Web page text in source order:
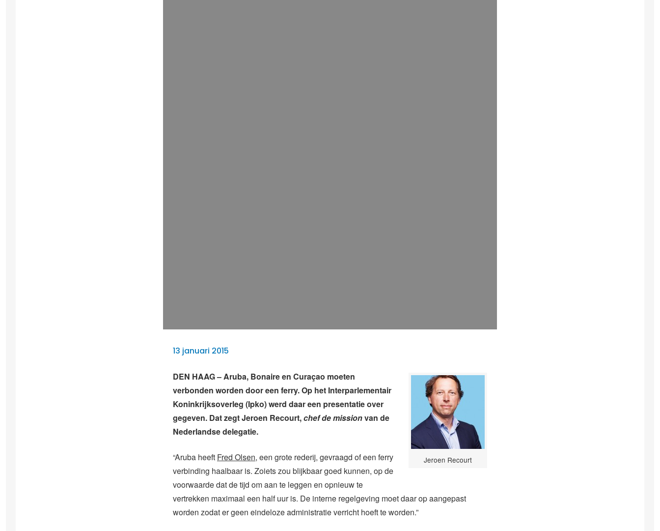
13 januari 2015
Jeroen Recourt
DEN HAAG – Aruba, Bonaire en Curaçao moeten
verbonden worden door een ferry. Op het Interparlementair
Koninkrijksoverleg (Ipko) werd daar een presentatie over
gegeven. Dat zegt Jeroen Recourt,chef de missionvan de
Nederlandse delegatie.
“Aruba heeft Fred Olsen, een grote rederij, gevraagd of een ferry
verbinding haalbaar is. Zoiets zou blijkbaar goed kunnen, op de
voorwaarde dat de tijd om aan te leggen en opnieuw te
vertrekken maximaal een half uur is. De interne regelgeving moet daar op aangepast
worden zodat er geen eindeloze administratie verricht hoeft te worden.”